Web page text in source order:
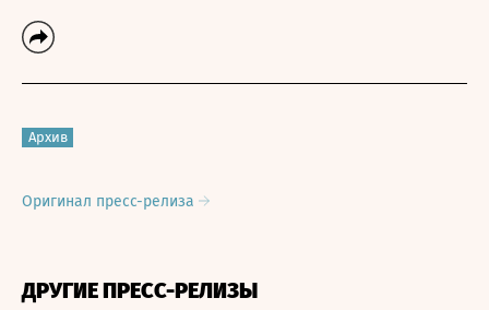
Архив
Оригинал пресс-релиза
ДРУГИЕ ПРЕСС-РЕЛИЗЫ